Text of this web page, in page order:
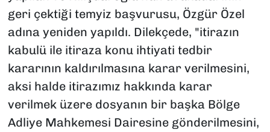
geri çektiği temyiz başvurusu, Özgür Özel
adına yeniden yapıldı. Dilekçede, "itirazın
kabulü ile itiraza konu ihtiyati tedbir
kararının kaldırılmasına karar verilmesini,
aksi halde itirazımız hakkında karar
verilmek üzere dosyanın bir başka Bölge
Adliye Mahkemesi Dairesine gönderilmesini,